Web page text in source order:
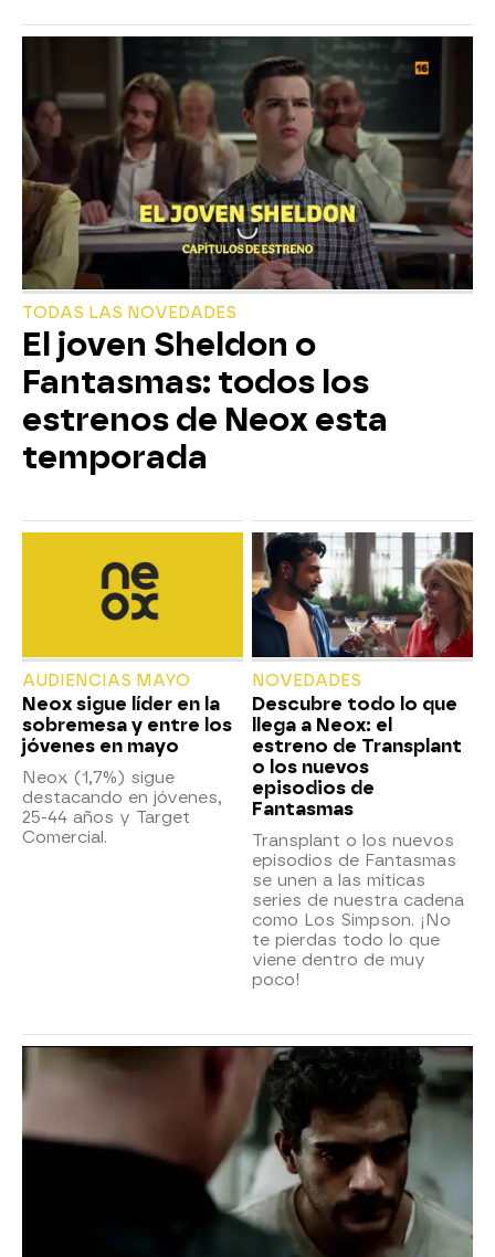
TODAS LAS NOVEDADES
El joven Sheldon o
Fantasmas: todos los
estrenos de Neox esta
temporada
AUDIENCIAS MAYO
Neox sigue líder en la
sobremesa y entre los
jóvenes en mayo
Neox (1,7%) sigue
destacando en jóvenes,
25-44 años y Target
Comercial.
NOVEDADES
Descubre todo lo que
llega a Neox: el
estreno de Transplant
o los nuevos
episodios de
Fantasmas
Transplant o los nuevos
episodios de Fantasmas
se unen a las míticas
series de nuestra cadena
como Los Simpson. ¡No
te pierdas todo lo que
viene dentro de muy
poco!